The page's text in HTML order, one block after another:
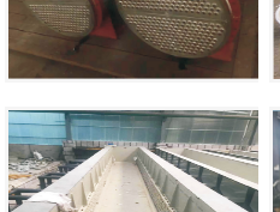
钢管用换热器